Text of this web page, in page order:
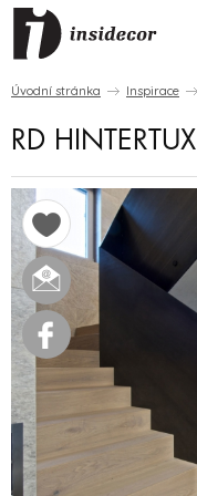
Úvodní stránka Inspirace
RD HINTERTUX